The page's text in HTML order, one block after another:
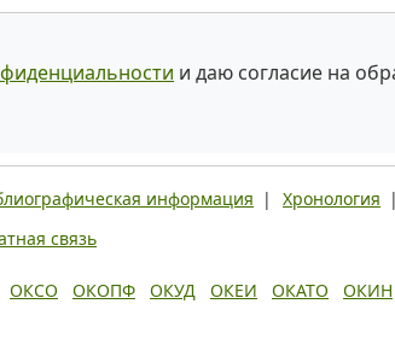
и даю согласие на
информация | Хронология |
связь
ОКСО ОКОПФ ОКУД ОКЕИ ОКАТО ОКИН